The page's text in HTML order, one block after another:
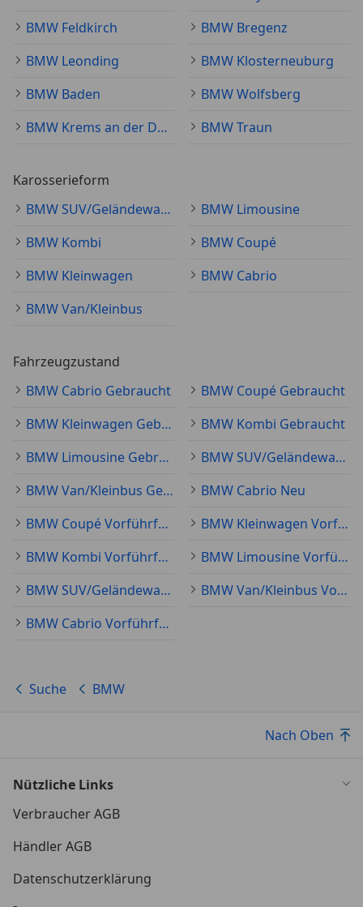
BMW Feldkirch
BMW Bregenz
BMW Leonding
BMW Klosterneuburg
BMW Baden
BMW Wolfsberg
BMW Krems an der Donau
BMW Traun
Karosserieform
BMW SUV/Geländewagen/Pickup
BMW Limousine
BMW Kombi
BMW Coupé
BMW Kleinwagen
BMW Cabrio
BMW Van/Kleinbus
Fahrzeugzustand
BMW Cabrio Gebraucht
BMW Coupé Gebraucht
BMW Kleinwagen Gebraucht
BMW Kombi Gebraucht
BMW Limousine Gebraucht
BMW SUV/Geländewagen/Pickup Gebraucht
BMW Van/Kleinbus Gebraucht
BMW Cabrio Neu
BMW Coupé Vorführfahrzeug
BMW Kleinwagen Vorführfahrzeug
BMW Kombi Vorführfahrzeug
BMW Limousine Vorführfahrzeug
BMW SUV/Geländewagen/Pickup Vorführfahrzeug
BMW Van/Kleinbus Vorführfahrzeug
BMW Cabrio Vorführfahrzeug
Suche BMW
Nach Oben
Nützliche Links
Verbraucher AGB
Händler AGB
Datenschutzerklärung